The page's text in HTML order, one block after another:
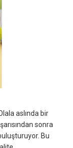
aslında bir
sonra
Bu